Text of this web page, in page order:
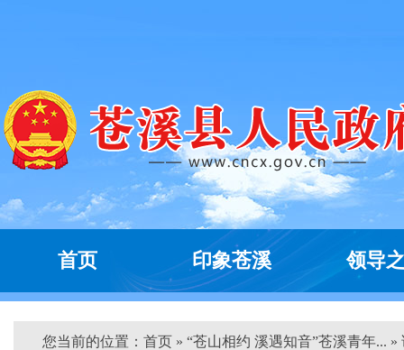
首页 印象苍溪 领导
您当前的位置： 首页 » “苍山相约 溪遇知音”苍溪青年... »